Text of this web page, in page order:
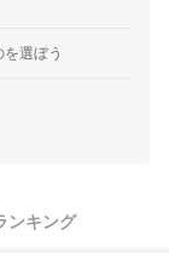
選ぼう
ンキング